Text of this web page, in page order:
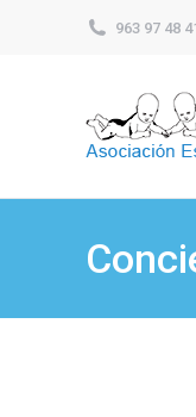
963 97 48